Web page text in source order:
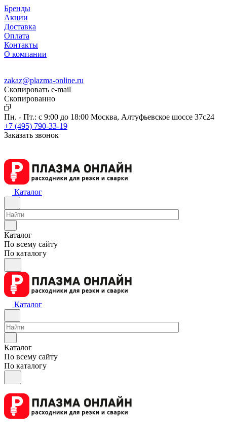
Бренды
Акции
Доставка
Оплата
Контакты
О компании
zakaz@plazma-online.ru
Скопировать e-mail
Cкопированно
Пн. - Пт.: с 9:00 до 18:00 Москва, Алтуфьевское шоссе 37с24
+7 (495) 790-33-19
Заказать звонок
Каталог
Каталог
По всему сайту
По каталогу
Каталог
Каталог
По всему сайту
По каталогу